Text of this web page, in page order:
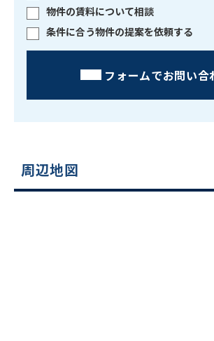
物件の賃料について相談
条件に合う物件の提案を依頼する
フォームでお問い合
周辺地図